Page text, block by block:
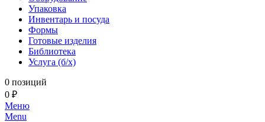
Упаковка
Инвентарь и посуда
Формы
Готовые изделия
Библиотека
Услуга (б/х)
0 позиций
0 ₽
Меню
Menu